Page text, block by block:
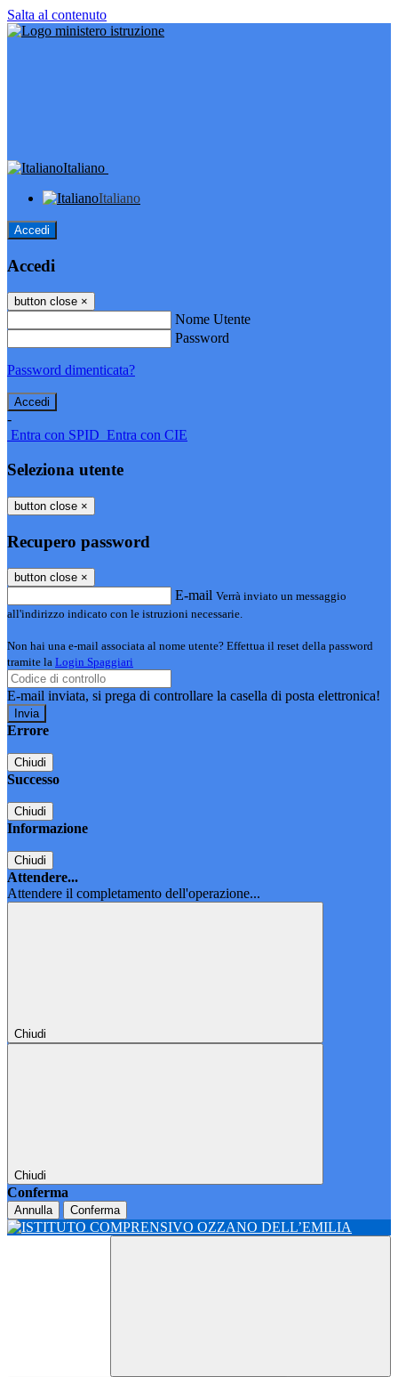
Salta al contenuto
Italiano
Italiano
Accedi
Accedi
button close ×
Nome Utente
Password
Password dimenticata?
-
Entra con SPID Entra con CIE
Seleziona utente
button close ×
Recupero password
button close ×
E-mail Verrà inviato un messaggio
all'indirizzo indicato con le istruzioni necessarie.
Non hai una e-mail associata al nome utente? Effettua il reset della password
tramite la Login Spaggiari
E-mail inviata, si prega di controllare la casella di posta elettronica!
Errore
Chiudi
Successo
Chiudi
Informazione
Chiudi
Attendere...
Attendere il completamento dell'operazione...
Chiudi
Chiudi
Conferma
Annulla Conferma